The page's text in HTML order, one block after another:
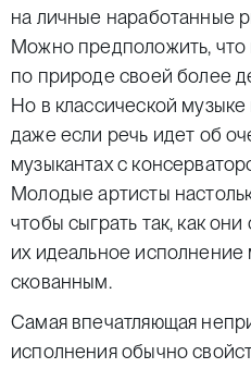
на личные наработанные
Можно предположить,
по природе своей более
Но в классической музыке
даже если речь идет об
музыкантах с
Молодые артисты
чтобы сыграть так, как
их идеальное исполнение
скованным.
Самая впечатляющая
исполнения обычно